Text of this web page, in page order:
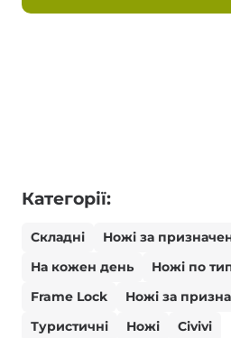
Категорії:
Складні
Ножі за
На кожен день
Ножі по
Frame Lock
Ножі за
Туристичні
Ножі Civivi